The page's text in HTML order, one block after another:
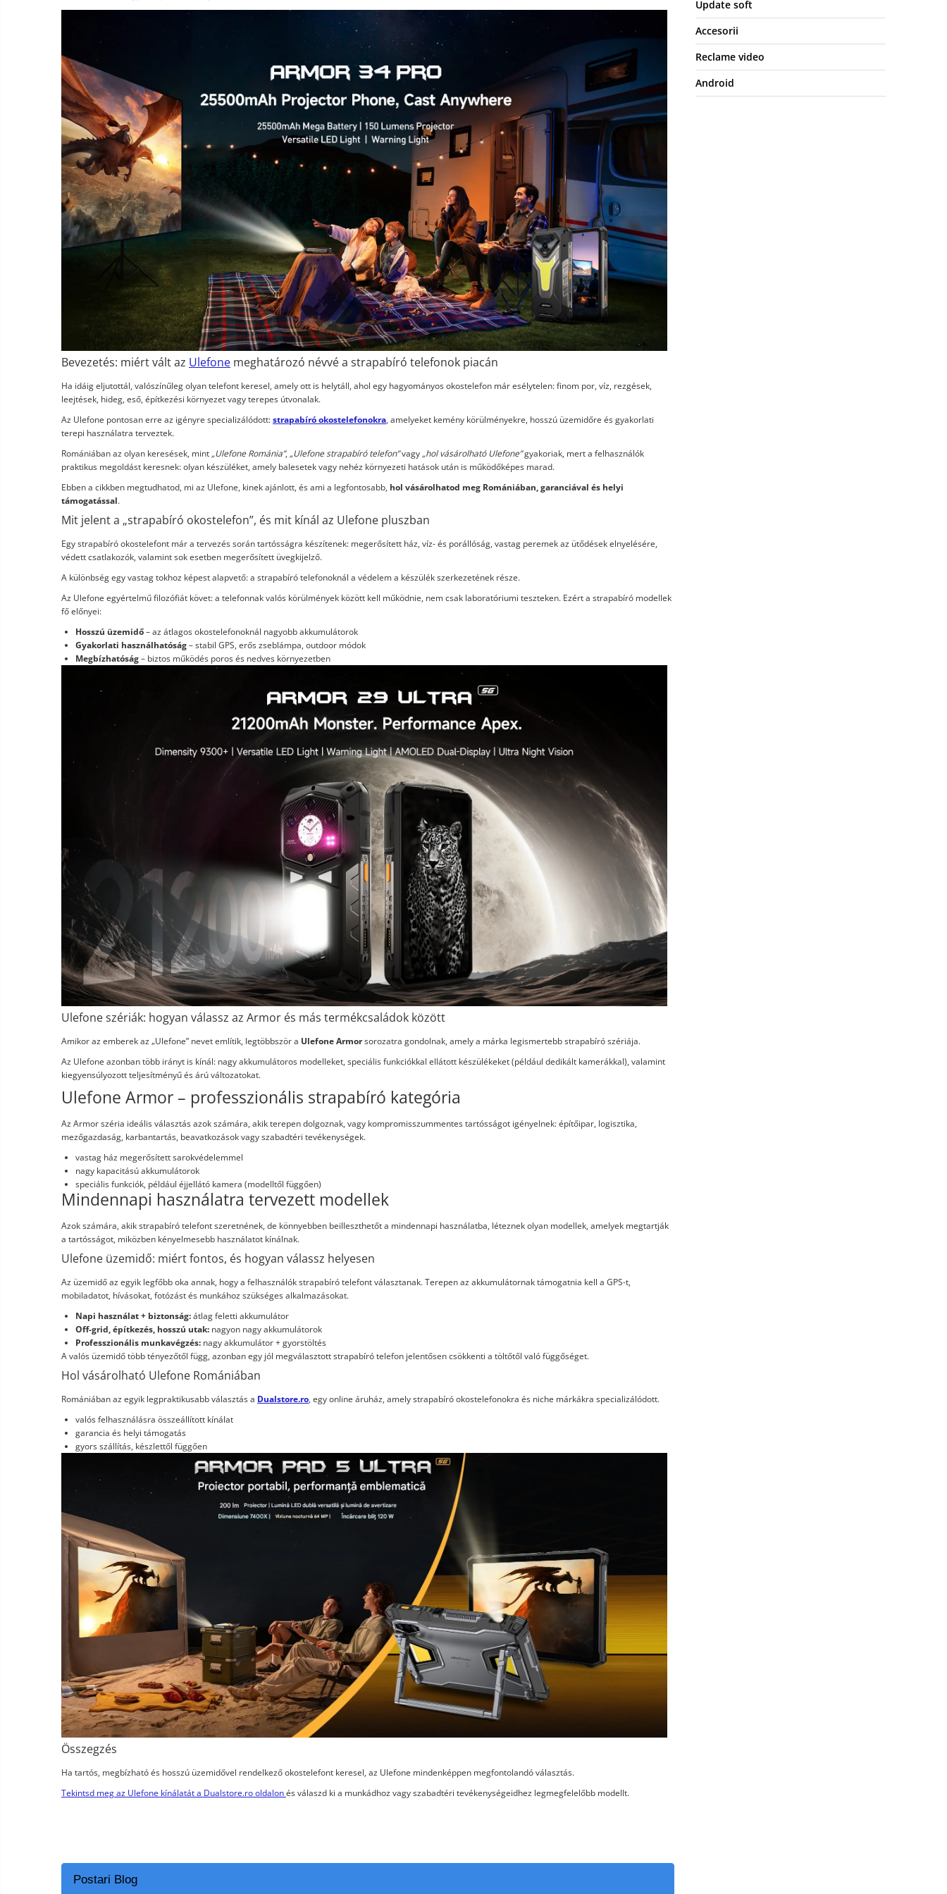
Személyi ápolási termékek
Gadgets tartozék
Kamerás drónok
Külső akkumulátor
Az autó tartozékai
Lifestyle
Hordozható hangszórók
Vonalkód olvasók
Hordozható elektromos
állomások és napelemek
Napelemek
Elektromos járműtöltő
Android médialejátszó
Tartozék
Újrazárt
termékek
Érintésmentes
hőmérők
alkatrészek
és
tartozékok
Telefon tartozékok
Telefon alkatrészek
Bevezetés: miért vált az Ulefone meghatározó névvé a strapabíró telefonok piacán
Ha idáig eljutottál, valószínűleg olyan telefont keresel, amely ott is helytáll, ahol egy hagyományos okostelefon már esélytelen: finom por, víz, rezgések,
leejtések, hideg, eső, építkezési környezet vagy terepes útvonalak.
Az Ulefone pontosan erre az igényre specializálódott:strapabíró okostelefonokra, amelyeket kemény körülményekre, hosszú üzemidőre és gyakorlati
terepi használatra terveztek.
Romániában az olyan keresések, mint „Ulefone Románia”, „Ulefone strapabíró telefon”vagy „hol vásárolható Ulefone”gyakoriak, mert a felhasználók
praktikus megoldást keresnek: olyan készüléket, amely balesetek vagy nehéz környezeti hatások után is működőképes marad.
Ebben a cikkben megtudhatod, mi az Ulefone, kinek ajánlott, és ami a legfontosabb, hol vásárolhatod meg Romániában, garanciával és helyi
támogatással.
Mit jelent a „strapabíró okostelefon”, és mit kínál az Ulefone pluszban
Egy strapabíró okostelefont már a tervezés során tartósságra készítenek: megerősített ház, víz- és porállóság, vastag peremek az ütődések elnyelésére,
védett csatlakozók, valamint sok esetben megerősített üvegkijelző.
A különbség egy vastag tokhoz képest alapvető: a strapabíró telefonoknál a védelem a készülék szerkezetének része.
Az Ulefone egyértelmű filozófiát követ: a telefonnak valós körülmények között kell működnie, nem csak laboratóriumi teszteken. Ezért a strapabíró modellek
fő előnyei:
Hosszú üzemidő– az átlagos okostelefonoknál nagyobb akkumulátorok
Gyakorlati használhatóság– stabil GPS, erős zseblámpa, outdoor módok
Megbízhatóság– biztos működés poros és nedves környezetben
Ulefone szériák: hogyan válassz az Armor és más termékcsaládok között
Amikor az emberek az „Ulefone” nevet említik, legtöbbször a Ulefone Armorsorozatra gondolnak, amely a márka legismertebb strapabíró szériája.
Az Ulefone azonban több irányt is kínál: nagy akkumulátoros modelleket, speciális funkciókkal ellátott készülékeket (például dedikált kamerákkal), valamint
kiegyensúlyozott teljesítményű és árú változatokat.
Ulefone Armor – professzionális strapabíró kategória
Az Armor széria ideális választás azok számára, akik terepen dolgoznak, vagy kompromisszummentes tartósságot igényelnek: építőipar, logisztika,
mezőgazdaság, karbantartás, beavatkozások vagy szabadtéri tevékenységek.
vastag ház megerősített sarokvédelemmel
nagy kapacitású akkumulátorok
speciális funkciók, például éjjellátó kamera (modelltől függően)
Mindennapi használatra tervezett modellek
Azok számára, akik strapabíró telefont szeretnének, de könnyebben beilleszthetőt a mindennapi használatba, léteznek olyan modellek, amelyek megtartják
a tartósságot, miközben kényelmesebb használatot kínálnak.
Ulefone üzemidő: miért fontos, és hogyan válassz helyesen
Az üzemidő az egyik legfőbb oka annak, hogy a felhasználók strapabíró telefont választanak. Terepen az akkumulátornak támogatnia kell a GPS-t,
mobiladatot, hívásokat, fotózást és munkához szükséges alkalmazásokat.
Napi használat + biztonság:átlag feletti akkumulátor
Off-grid, építkezés, hosszú utak: nagyon nagy akkumulátorok
Professzionális munkavégzés: nagy akkumulátor + gyorstöltés
A valós üzemidő több tényezőtől függ, azonban egy jól megválasztott strapabíró telefon jelentősen csökkenti a töltőtől való függőséget.
Hol vásárolható Ulefone Romániában
Romániában az egyik legpraktikusabb választás a Dualstore.ro, egy online áruház, amely strapabíró okostelefonokra és niche márkákra specializálódott.
valós felhasználásra összeállított kínálat
garancia és helyi támogatás
gyors szállítás, készlettől függően
Összegzés
Ha tartós, megbízható és hosszú üzemidővel rendelkező okostelefont keresel, az Ulefone mindenképpen megfontolandó választás.
Tekintsd meg az Ulefone kínálatát a Dualstore.ro oldalonés válaszd ki a munkádhoz vagy szabadtéri tevékenységeidhez legmegfelelőbb modellt.
Update soft
Accesorii
Reclame video
Android
Postari Blog